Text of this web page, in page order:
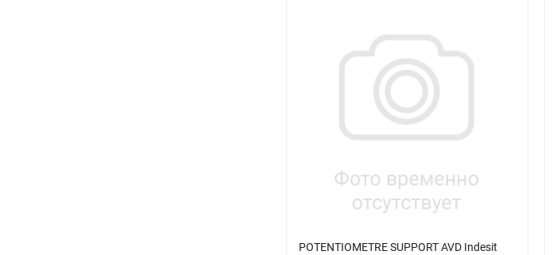
POTENTIOMETRE SUPPORT AVD Indesit